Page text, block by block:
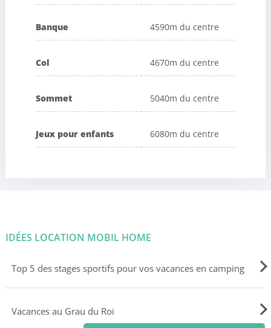
Banque 4590m du centre
Col 4670m du centre
Sommet 5040m du centre
Jeux pour enfants 6080m du centre
IDÉES LOCATION MOBIL HOME
Top 5 des stages sportifs pour vos vacances en camping
Vacances au Grau du Roi